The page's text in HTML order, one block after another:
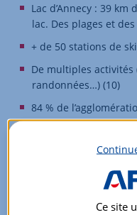
Lac d’Annecy : 39
lac. Des plages et
+ de 50 stations de
De multiples activités
randonnées…) (10)
84 % de
naturels et agricoles
Un festival
Labellisée “Ville d’art
classé Monument
Ce site